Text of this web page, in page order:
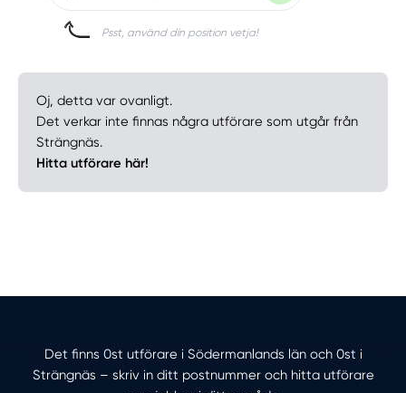
Psst, använd din position vetja!
Oj, detta var ovanligt.
Det verkar inte finnas några utförare som utgår från
Strängnäs.
Hitta utförare här!
Det finns 0st utförare i Södermanlands län och 0st i
Strängnäs – skriv in ditt postnummer och hitta utförare